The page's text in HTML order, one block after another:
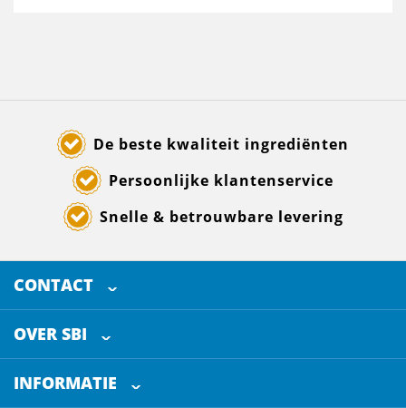
De beste kwaliteit ingrediënten
Persoonlijke klantenservice
Snelle & betrouwbare levering
CONTACT
SELECTED BREWING INGREDIENTS
Doornhoek 3880
5465 TBVeghel
The Netherlands
OVER SBI
Over ons
Werken bij
INFORMATIE